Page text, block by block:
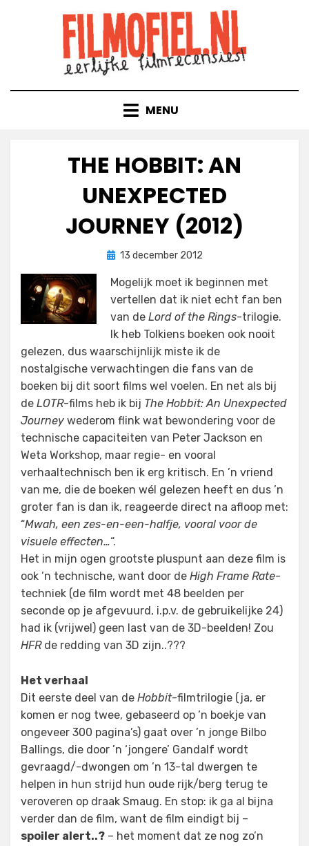
MENU
THE HOBBIT: AN
UNEXPECTED
JOURNEY (2012)
doorFilmofiel.nl
Geplaatst
13 december 2012
Mogelijk moet ik beginnen met
vertellen dat ik niet echt fan ben
van de Lord of the Rings-trilogie.
Ik heb Tolkiens boeken ook nooit
gelezen, dus waarschijnlijk miste ik de
nostalgische verwachtingen die fans van de
boeken bij dit soort films wel voelen. En net als bij
de LOTR-films heb ik bij The Hobbit: An Unexpected
Journey wederom flink wat bewondering voor de
technische capaciteiten van Peter Jackson en
Weta Workshop, maar regie- en vooral
verhaaltechnisch ben ik erg kritisch. En ’n vriend
van me, die de boeken wél gelezen heeft en dus ’n
groter fan is dan ik, reageerde direct na afloop met:
“Mwah, een zes-en-een-halfje, vooral voor de
visuele effecten…“.
Het in mijn ogen grootste pluspunt aan deze film is
ook ’n technische, want door de High Frame Rate-
techniek (de film wordt met 48 beelden per
seconde op je afgevuurd, i.p.v. de gebruikelijke 24)
had ik (vrijwel) geen last van de 3D-beelden! Zou
HFRde redding van 3D zijn..???
Het verhaal
Dit eerste deel van de Hobbit-filmtrilogie (ja, er
komen er nog twee, gebaseerd op ’n boekje van
ongeveer 300 pagina’s) gaat over ’n jonge Bilbo
Ballings, die door ’n ‘jongere’ Gandalf wordt
gevraagd/-dwongen om ’n 13-tal dwergen te
helpen in hun strijd hun oude rijk/berg terug te
veroveren op draak Smaug. En stop: ik ga al bijna
verder dan de film, want de film eindigt bij –
spoiler alert..? – het moment dat ze nog zo’n